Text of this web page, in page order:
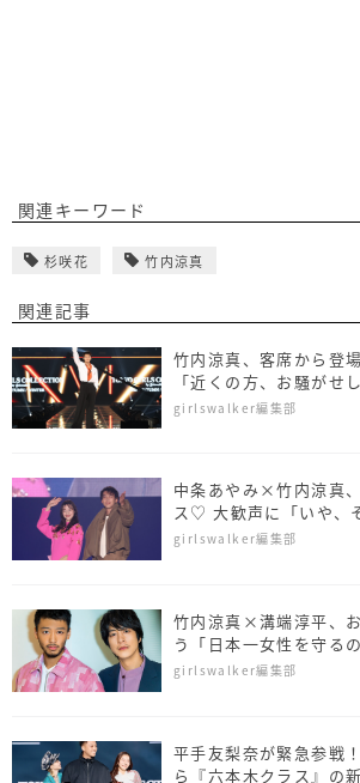
関連キーワード
杉咲花 竹内涼真
関連記事
竹内涼真、客席から登
「近くの方、お騒がせ
カムバ
girlswalker編集部
中条あやみ×竹内涼真
ス♡ 大歓声に「いや、
照れ
girlswalker編集部
竹内涼真×溝端淳平、
う「日本一女性を守る
girlswalker編集部
平手友梨奈が緊急参戦
ら『六本木クラス』の